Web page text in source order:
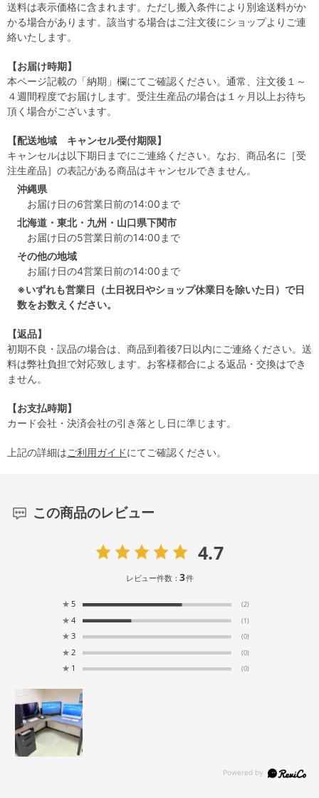
送料は表示価格に含まれます。ただし搬入条件により別途送料がか
かる場合があります。該当する場合はご注文後にショップよりご連
絡いたします。
【お届け時期】
本ページ記載の「納期」欄にてご確認ください。通常、注文後１～
４週間程度でお届けします。受注生産品の場合は１ヶ月以上お待ち
頂く場合がございます。
【配送地域 キャンセル受付期限】
キャンセルは以下期日までにご連絡ください。なお、商品名に［受
注生産品］の表記がある商品はキャンセルできません。
沖縄県
お届け日の6営業日前の14:00まで
北海道・東北・九州・山口県下関市
お届け日の5営業日前の14:00まで
その他の地域
お届け日の4営業日前の14:00まで
※いずれも営業日（土日祝日やショップ休業日を除いた日）で日
数をお数えください。
【返品】
初期不良・誤品の場合は、商品到着後7日以内にご連絡ください。送
料は弊社負担で対応致します。お客様都合による返品・交換はでき
ません。
【お支払時期】
カード会社・決済会社の引き落とし日に準じます。
上記の詳細はご利用ガイドにてご確認ください。
この商品のレビュー
4.7
レビュー件数：3件
★ 5 (2)
★ 4 (1)
★ 3 (0)
★ 2 (0)
★ 1 (0)